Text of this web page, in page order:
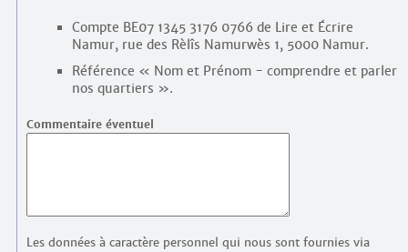
Compte BE07 1345 3176 0766 de Lire et Écrire
Namur, rue des Rèlîs Namurwès 1, 5000 Namur.
Référence « Nom et Prénom - comprendre et parler
nos quartiers ».
Commentaire éventuel
Les données à caractère personnel qui nous sont fournies via